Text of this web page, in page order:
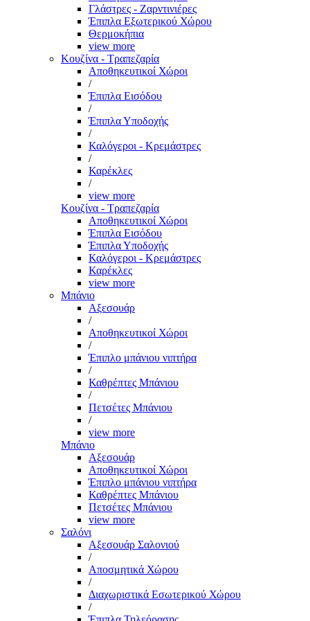
Γλάστρες - Ζαρντινιέρες
Έπιπλα Εξωτερικού Χώρου
Θερμοκήπια
view more
Κουζίνα - Τραπεζαρία
Αποθηκευτικοί Χώροι
/
Έπιπλα Εισόδου
/
Έπιπλα Υποδοχής
/
Καλόγεροι - Κρεμάστρες
/
Καρέκλες
/
view more
Κουζίνα - Τραπεζαρία
Αποθηκευτικοί Χώροι
Έπιπλα Εισόδου
Έπιπλα Υποδοχής
Καλόγεροι - Κρεμάστρες
Καρέκλες
view more
Μπάνιο
Αξεσουάρ
/
Αποθηκευτικοί Χώροι
/
Έπιπλο μπάνιου νιπτήρα
/
Καθρέπτες Μπάνιου
/
Πετσέτες Μπάνιου
/
view more
Μπάνιο
Αξεσουάρ
Αποθηκευτικοί Χώροι
Έπιπλο μπάνιου νιπτήρα
Καθρέπτες Μπάνιου
Πετσέτες Μπάνιου
view more
Σαλόνι
Αξεσουάρ Σαλονιού
/
Αποσμητικά Χώρου
/
Διαχωριστικά Εσωτερικού Χώρου
/